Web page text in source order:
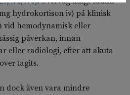
hydrokortison iv) på klinisk
vid hemodynamisk eller
påverkan, innan
eller radiologi, efter att akuta
tagits.
dock även vara mindre